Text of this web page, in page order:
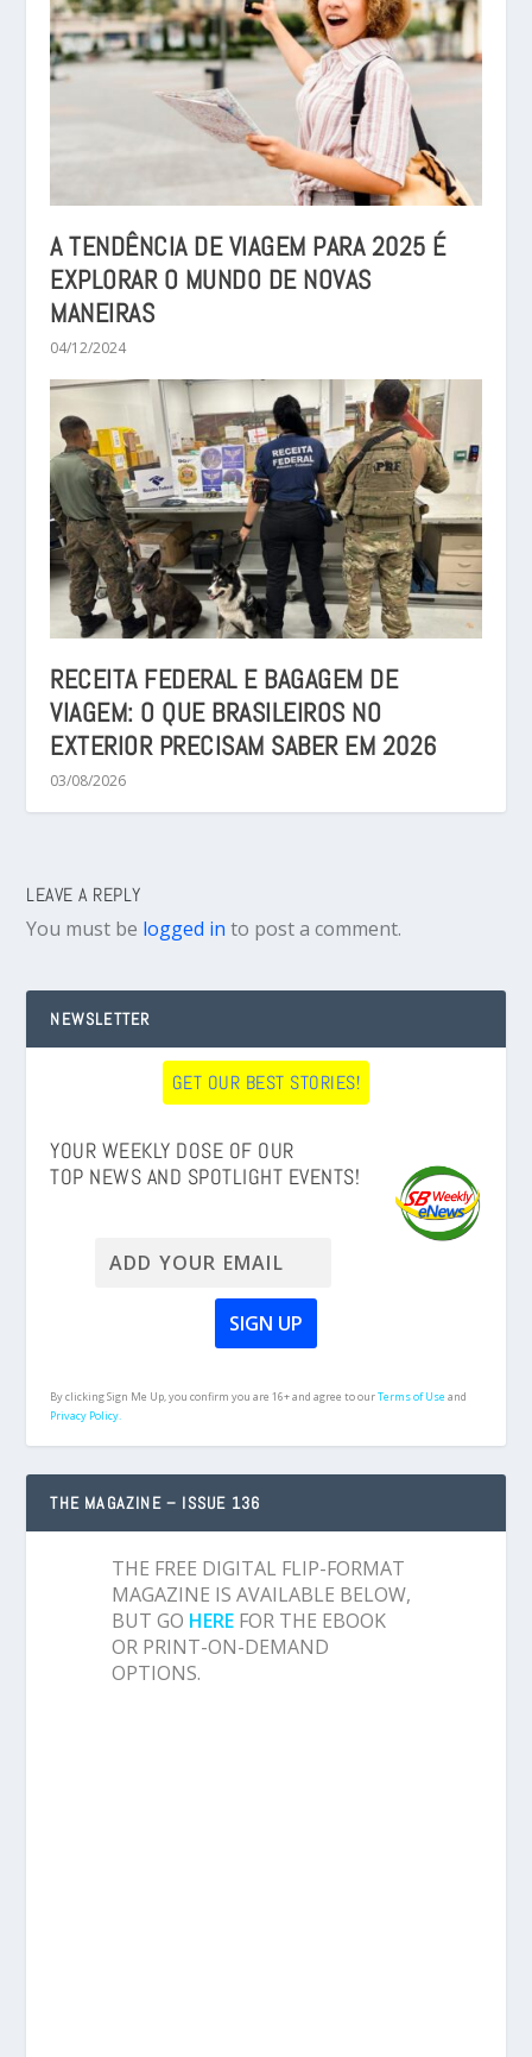
A TENDÊNCIA DE VIAGEM PARA 2025 É
EXPLORAR O MUNDO DE NOVAS
MANEIRAS
04/12/2024
RECEITA FEDERAL E BAGAGEM DE
VIAGEM: O QUE BRASILEIROS NO
EXTERIOR PRECISAM SABER EM 2026
03/08/2026
LEAVE A REPLY
You must be logged in to post a comment.
NEWSLETTER
GET OUR BEST STORIES!
YOUR WEEKLY DOSE OF OUR
TOP NEWS AND SPOTLIGHT EVENTS!
By clicking Sign Me Up, you confirm you are 16+ and agree to ourTerms of Useand
Privacy Policy.
THE MAGAZINE – ISSUE 136
THE FREE DIGITAL FLIP-FORMAT
MAGAZINE IS AVAILABLE BELOW,
BUT GO HERE FOR THE EBOOK
OR PRINT-ON-DEMAND
OPTIONS.